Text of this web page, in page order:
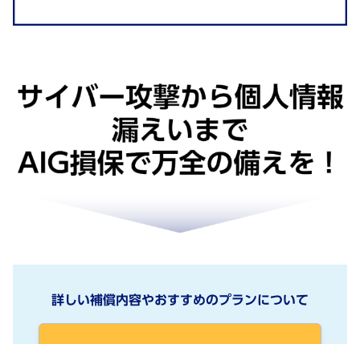
詳しい補償内容やおすすめのプランについて